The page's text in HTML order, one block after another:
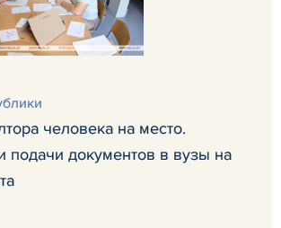
человека на место.
подачи документов в вузы на